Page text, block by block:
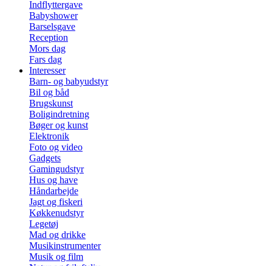
Indflyttergave
Babyshower
Barselsgave
Reception
Mors dag
Fars dag
Interesser
Barn- og babyudstyr
Bil og båd
Brugskunst
Boligindretning
Bøger og kunst
Elektronik
Foto og video
Gadgets
Gamingudstyr
Hus og have
Håndarbejde
Jagt og fiskeri
Køkkenudstyr
Legetøj
Mad og drikke
Musikinstrumenter
Musik og film